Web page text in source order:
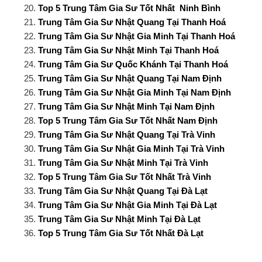
Top 5 Trung Tâm Gia Sư Tốt Nhất Ninh Bình
Trung Tâm Gia Sư Nhật Quang Tại Thanh Hoá
Trung Tâm Gia Sư Nhật Gia Minh Tại Thanh Hoá
Trung Tâm Gia Sư Nhật Minh Tại Thanh Hoá
Trung Tâm Gia Sư Quốc Khánh Tại Thanh Hoá
Trung Tâm Gia Sư Nhật Quang Tại Nam Định
Trung Tâm Gia Sư Nhật Gia Minh Tại Nam Định
Trung Tâm Gia Sư Nhật Minh Tại Nam Định
Top 5 Trung Tâm Gia Sư Tốt Nhất Nam Định
Trung Tâm Gia Sư Nhật Quang Tại Trà Vinh
Trung Tâm Gia Sư Nhật Gia Minh Tại Trà Vinh
Trung Tâm Gia Sư Nhật Minh Tại Trà Vinh
Top 5 Trung Tâm Gia Sư Tốt Nhất Trà Vinh
Trung Tâm Gia Sư Nhật Quang Tại Đà Lạt
Trung Tâm Gia Sư Nhật Gia Minh Tại Đà Lạt
Trung Tâm Gia Sư Nhật Minh Tại Đà Lạt
Top 5 Trung Tâm Gia Sư Tốt Nhất Đà Lạt